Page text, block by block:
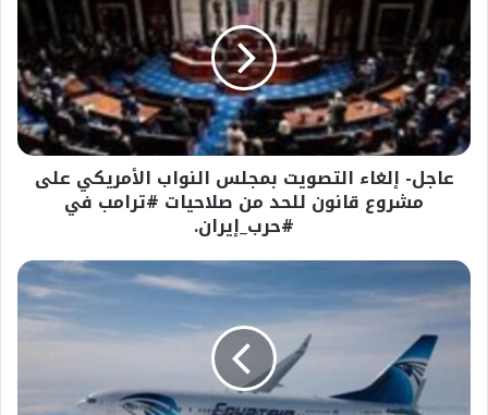
التصويت
بمجلس
النواب
الأمريكي
على
مشروع
قانون
للحد
في
#حرب_إيران.
عاجل- إلغاء التصويت بمجلس النواب الأمريكي على
مشروع قانون للحد من صلاحيات #ترامب في
#حرب_إيران.
عاجل-
بدءًا
من